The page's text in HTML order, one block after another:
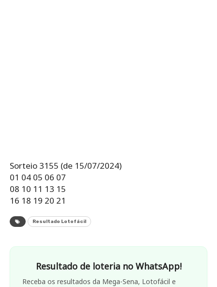
Sorteio 3155 (de 15/07/2024)
01 04 05 06 07
08 10 11 13 15
16 18 19 20 21
Resultado Lotofácil
Resultado de loteria no WhatsApp!
Receba os resultados da Mega-Sena, Lotofácil e